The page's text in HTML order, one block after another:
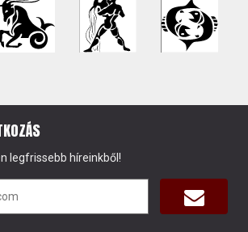
legfrissebb híreinkből!